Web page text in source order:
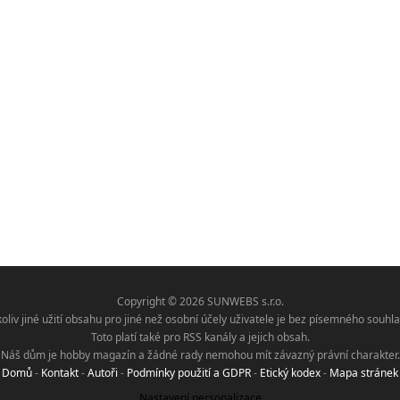
Copyright © 2026 SUNWEBS s.r.o.
jiné užití obsahu pro jiné než osobní účely uživatele je bez písemného
Toto platí také pro RSS kanály a jejich obsah.
Náš dům je hobby magazín a žádné rady nemohou mít závazný právní charakter.
Domů- Kontakt-Autoři - Podmínky použití a GDPR- Etický kodex- Mapa stránek